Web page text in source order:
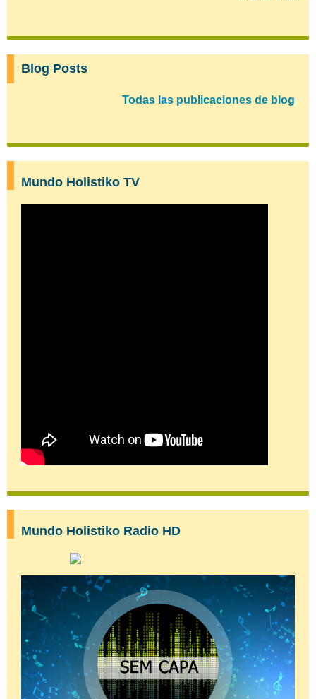
Blog Posts
Todas las publicaciones de blog
Mundo Holistiko TV
Mundo Holistiko Radio HD